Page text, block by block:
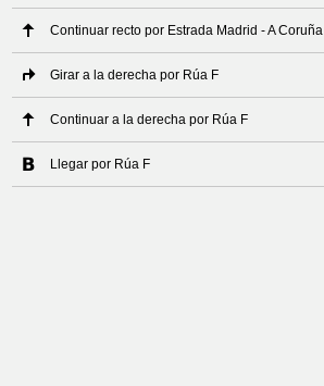
Continuar recto por Estrada Madrid - A Coruña
Girar a la derecha por Rúa F
Continuar a la derecha por Rúa F
Llegar por Rúa F